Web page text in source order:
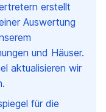
erstellt
Auswertung
und Häuser.
aktualisieren wir
für die